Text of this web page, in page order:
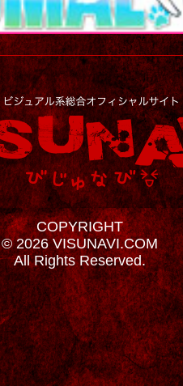
COPYRIGHT
© 2026 VISUNAVI.COM
All Rights Reserved.